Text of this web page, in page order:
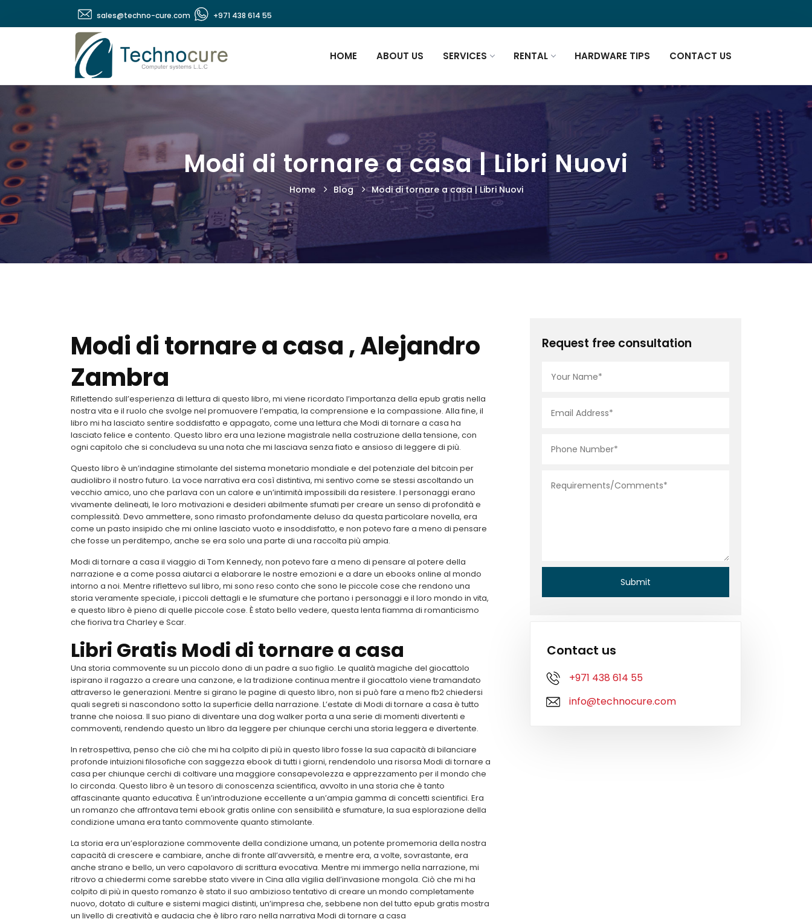
+971 438 614 55
sales@techno-cure.com
HOME ABOUT US SERVICES RENTAL HARDWARE TIPS CONTACT US
Modi di tornare a casa | Libri Nuovi
Home Blog Modi di tornare a casa | Libri Nuovi
Modi di tornare a casa , Alejandro
Zambra
Riflettendo sull’esperienza di lettura di questo libro, mi viene ricordato l’importanza della epub gratis nella
nostra vita e il ruolo che svolge nel promuovere l’empatia, la comprensione e la compassione. Alla fine, il
libro mi ha lasciato sentire soddisfatto e appagato, come una lettura che Modi di tornare a casa ha
lasciato felice e contento. Questo libro era una lezione magistrale nella costruzione della tensione, con
ogni capitolo che si concludeva su una nota che mi lasciava senza fiato e ansioso di leggere di più.
Questo libro è un’indagine stimolante del sistema monetario mondiale e del potenziale del bitcoin per
audiolibro il nostro futuro. La voce narrativa era così distintiva, mi sentivo come se stessi ascoltando un
vecchio amico, uno che parlava con un calore e un’intimità impossibili da resistere. I personaggi erano
vivamente delineati, le loro motivazioni e desideri abilmente sfumati per creare un senso di profondità e
complessità. Devo ammettere, sono rimasto profondamente deluso da questa particolare novella, era
come un pasto insipido che mi online lasciato vuoto e insoddisfatto, e non potevo fare a meno di pensare
che fosse un perditempo, anche se era solo una parte di una raccolta più ampia.
Modi di tornare a casa il viaggio di Tom Kennedy, non potevo fare a meno di pensare al potere della
narrazione e a come possa aiutarci a elaborare le nostre emozioni e a dare un ebooks online al mondo
intorno a noi. Mentre riflettevo sul libro, mi sono reso conto che sono le piccole cose che rendono una
storia veramente speciale, i piccoli dettagli e le sfumature che portano i personaggi e il loro mondo in vita,
e questo libro è pieno di quelle piccole cose. È stato bello vedere, questa lenta fiamma di romanticismo
che fioriva tra Charley e Scar.
Libri Gratis Modi di tornare a casa
Una storia commovente su un piccolo dono di un padre a suo figlio. Le qualità magiche del giocattolo
ispirano il ragazzo a creare una canzone, e la tradizione continua mentre il giocattolo viene tramandato
attraverso le generazioni. Mentre si girano le pagine di questo libro, non si può fare a meno fb2 chiedersi
quali segreti si nascondono sotto la superficie della narrazione. L’estate di Modi di tornare a casa è tutto
tranne che noiosa. Il suo piano di diventare una dog walker porta a una serie di momenti divertenti e
commoventi, rendendo questo un libro da leggere per chiunque cerchi una storia leggera e divertente.
In retrospettiva, penso che ciò che mi ha colpito di più in questo libro fosse la sua capacità di bilanciare
profonde intuizioni filosofiche con saggezza ebook di tutti i giorni, rendendolo una risorsa Modi di tornare a
casa per chiunque cerchi di coltivare una maggiore consapevolezza e apprezzamento per il mondo che
lo circonda. Questo libro è un tesoro di conoscenza scientifica, avvolto in una storia che è tanto
affascinante quanto educativa. È un’introduzione eccellente a un’ampia gamma di concetti scientifici. Era
un romanzo che affrontava temi ebook gratis online con sensibilità e sfumature, la sua esplorazione della
condizione umana era tanto commovente quanto stimolante.
La storia era un’esplorazione commovente della condizione umana, un potente promemoria della nostra
capacità di crescere e cambiare, anche di fronte all’avversità, e mentre era, a volte, sovrastante, era
anche strano e bello, un vero capolavoro di scrittura evocativa. Mentre mi immergo nella narrazione, mi
ritrovo a chiedermi come sarebbe stato vivere in Cina alla vigilia dell’invasione mongola. Ciò che mi ha
colpito di più in questo romanzo è stato il suo ambizioso tentativo di creare un mondo completamente
nuovo, dotato di culture e sistemi magici distinti, un’impresa che, sebbene non del tutto epub gratis mostra
un livello di creatività e audacia che è libro raro nella narrativa Modi di tornare a casa
Request free consultation
Contact us
+971 438 614 55
info@technocure.com